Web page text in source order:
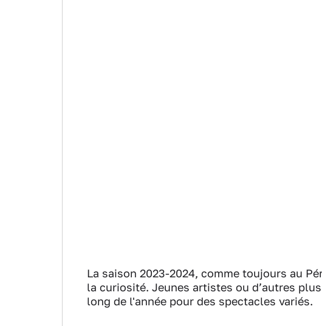
La saison 2023-2024, comme toujours au
la curiosité. Jeunes artistes ou d’autres
long de l'année pour des spectacles variés.